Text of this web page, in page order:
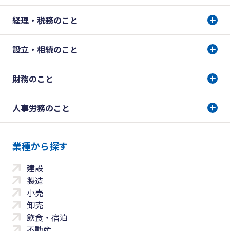
経理・税務のこと
設立・相続のこと
財務のこと
人事労務のこと
業種から探す
建設
製造
小売
卸売
飲食・宿泊